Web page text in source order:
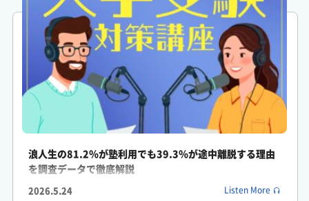
は間違いないですね。
ふみか: ただですね。
がくしん: ただ、何か穴があるんですか?
ふみか: さっきのデータを裏返して考えてみると、いくら予備校
に通っても半数の人は第一志望というトップの目標には届かない
というシビアな現実があるわけですよ。
浪人生の81.2％が塾利用でも39.3％が途中離脱する理由
を調査データで徹底解説
2026.5.24 Listen More